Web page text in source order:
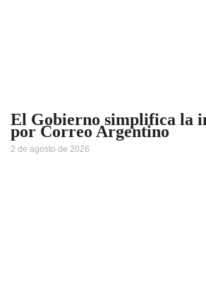
El Gobierno simplifica la
por Correo Argentino
2 de agosto de 2026